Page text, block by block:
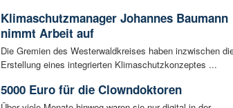
Klimaschutzmanager Johannes Baumann
nimmt Arbeit auf
Die Gremien des Westerwaldkreises haben inzwischen
Erstellung eines integrierten Klimaschutzkonzeptes ...
5000 Euro für die Clowndoktoren